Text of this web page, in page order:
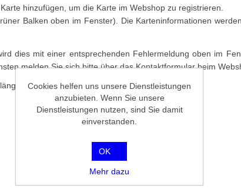
hinzufügen, um die Karte im Webshop zu registrieren.
Balken oben im Fenster). Die Karteninformationen
dies mit einer entsprechenden Fehlermeldung oben im
melden Sie sich bitte über das Kontaktformular beim
oder neues Guthaben aufzubuchen.
Cookies helfen uns unsere Dienstleistungen
anzubieten. Wenn Sie unsere
Dienstleistungen nutzen, sind Sie damit
einverstanden.
OK
Mehr dazu